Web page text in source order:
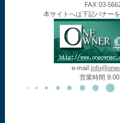
FAX:03-
本サイトへは下記バナー
e-mail:
営業時間